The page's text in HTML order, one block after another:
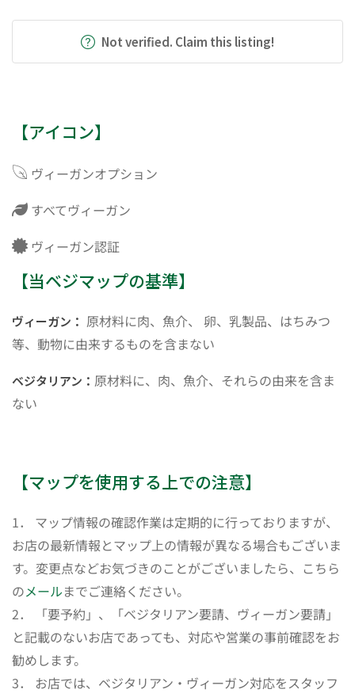
Not verified. Claim this listing!
【アイコン】
ヴィーガンオプション
すべてヴィーガン
ヴィーガン認証
【当ベジマップの基準】
ヴィーガン： 原材料に肉、魚介、 卵、乳製品、はちみつ
等、動物に由来するものを含まない
ベジタリアン： 原材料に、肉、魚介、それらの由来を含ま
ない
【マップを使用する上での注意】
1． マップ情報の確認作業は定期的に行っておりますが、
お店の最新情報とマップ上の情報が異なる場合もございま
す。変更点などお気づきのことがございましたら、こちら
のメールまでご連絡ください。
2． 「要予約」、「ベジタリアン要請、ヴィーガン要請」
と記載のないお店であっても、対応や営業の事前確認をお
勧めします。
3． お店では、ベジタリアン・ヴィーガン対応をスタッフ